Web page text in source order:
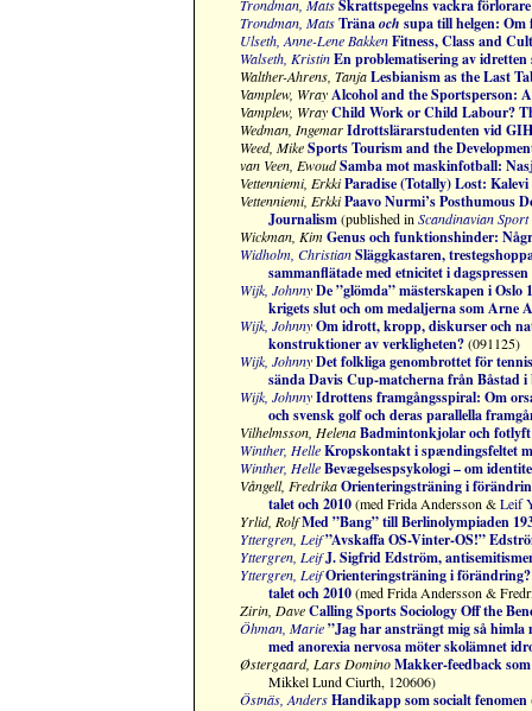
Trondman, Mats Skrattspegelns vackra
Trondman, Mats Tränaoch supa till helgen:
Ulseth, Anne-Lene Bakken Fitness, Class and
Walseth, Kristin En problematisering av
Walther-Ahrens, Tanja Lesbianism as the Last
Vamplew, Wray Alcohol and the Sportsperson:
Vamplew, Wray Child Work or Child Labour?
Wedman, Ingemar Idrottslärarstudenten vid GIH
Weed, Mike Sports Tourism and the
van Veen, Ewoud Samba mot maskinfotball:
Vettenniemi, Erkki Paradise (Totally) Lost:
Vettenniemi, Erkki Paavo Nurmi’s Posthumous
Journalism(published in Scandinavian
Wickman, Kim Genus och funktionshinder:
Widholm, Christian Släggkastaren,
sammanflätade med etnicitet i
Wijk, Johnny De ”glömda” mästerskapen i
krigets slut och om medaljerna som Arne
Wijk, Johnny Om idrott, kropp, diskurser och
konstruktioner av verkligheten?(091125)
Wijk, Johnny Det folkliga genombrottet för
sända Davis Cup-matcherna från Båstad
Wijk, Johnny Idrottens framgångsspiral: Om
och svensk golf och deras parallella
Vilhelmsson, Helena Badmintonkjolar och
Winther, Helle Kropskontakt i spændingsfeltet
Winther, Helle Bevægelsespsykologi – om
Vångell, Fredrika Orienteringsträning i
talet och 2010(med Frida Andersson &Leif
Yrlid, Rolf Med ”Bang” till Berlinolympiaden
Yttergren, Leif ”Avskaffa OS-Vinter-OS!”
Yttergren, Leif J. Sigfrid Edström,
Yttergren, Leif Orienteringsträning i
talet och 2010(med Frida Andersson &
Zirin, Dave Calling Sports Sociology Off the
Öhman, Marie ”Jag har ansträngt mig så himla
med anorexia nervosa möter skolämnet
Østergaard, Lars Domino Makker-feedback
Mikkel Lund Ciurth, 120606)
Östnäs, Anders Handikapp som socialt fenomen